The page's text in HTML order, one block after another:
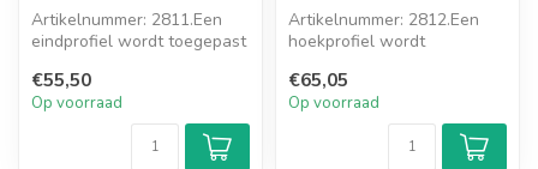
Artikelnummer: 2811.Een
eindprofiel wordt toegepast
€55,50
Op voorraad
Artikelnummer: 2812.Een
hoekprofiel wordt
om gaat. Dit ...
€65,05
Op voorraad